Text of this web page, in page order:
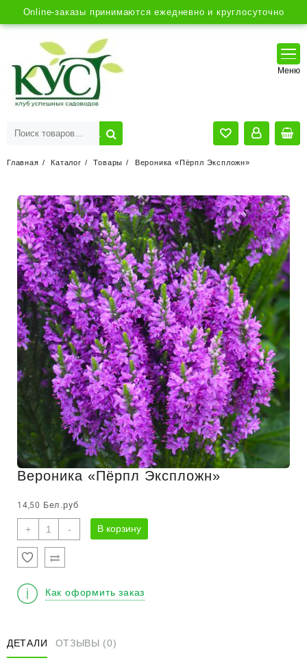
Online-заказы принимаются ежедневно и круглосуточно
Главная Каталог Товары Вероника «Пёрпл Экспложн»
Вероника «Пёрпл Экспложн»
14,50 Бел.руб
+
Количество
товара
Вероника
"Пёрпл
- В корзину
Как оформить заказ
ДЕТАЛИ ОТЗЫВЫ (0)